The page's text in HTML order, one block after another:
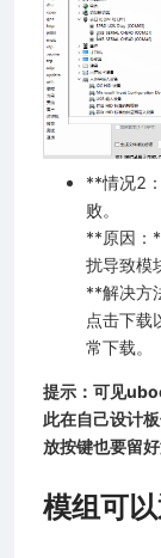
**情况2
败。
**原因：
扰导致模
**解决方
点击下载
常下载。
提示：可见
此在自己设计
放按键也要留
模组可